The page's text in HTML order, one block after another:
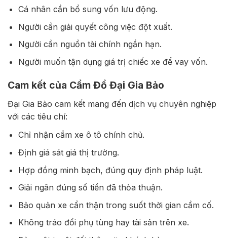
Cá nhân cần bổ sung vốn lưu động.
Người cần giải quyết công việc đột xuất.
Người cần nguồn tài chính ngắn hạn.
Người muốn tận dụng giá trị chiếc xe để vay vốn.
Cam kết của Cầm Đồ Đại Gia Bảo
Đại Gia Bảo cam kết mang đến dịch vụ chuyên nghiệp
với các tiêu chí:
Chỉ nhận cầm xe ô tô chính chủ.
Định giá sát giá thị trường.
Hợp đồng minh bạch, đúng quy định pháp luật.
Giải ngân đúng số tiền đã thỏa thuận.
Bảo quản xe cẩn thận trong suốt thời gian cầm cố.
Không tráo đổi phụ tùng hay tài sản trên xe.